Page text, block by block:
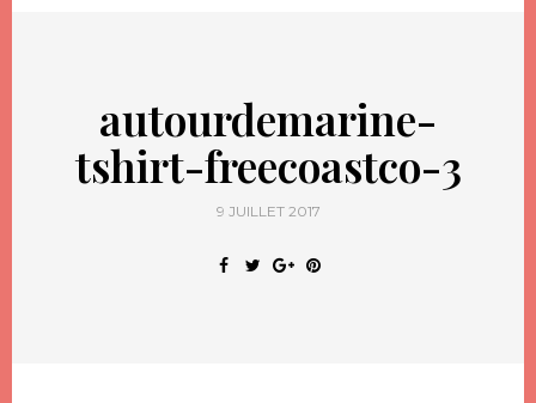
autourdemarine-
tshirt-freecoastco-3
9 JUILLET 2017